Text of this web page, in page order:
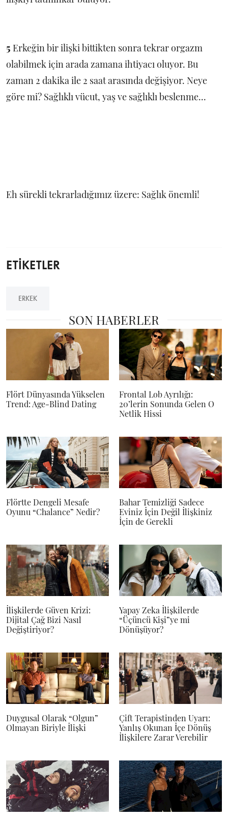
5 Erkeğin bir ilişki bittikten sonra tekrar orgazm
olabilmek için arada zamana ihtiyacı oluyor. Bu
zaman 2 dakika ile 2 saat arasında değişiyor. Neye
göre mi? Sağlıklı vücut, yaş ve sağlıklı beslenme...
Eh sürekli tekrarladığımız üzere: Sağlık önemli!
ETİKETLER
ERKEK
SON HABERLER
Flört Dünyasında Yükselen
Trend: Age-Blind Dating
Frontal Lob Ayrılığı:
20’lerin Sonunda Gelen O
Netlik Hissi
Flörtte Dengeli Mesafe
Oyunu “Chalance” Nedir?
Bahar Temizliği Sadece
Eviniz İçin Değil İlişkiniz
İçin de Gerekli
İlişkilerde Güven Krizi:
Dijital Çağ Bizi Nasıl
Değiştiriyor?
Yapay Zeka İlişkilerde
“Üçüncü Kişi”ye mi
Dönüşüyor?
Duygusal Olarak “Olgun”
Olmayan Biriyle İlişki
Çift Terapistinden Uyarı:
Yanlış Okunan İçe Dönüş
İlişkilere Zarar Verebilir